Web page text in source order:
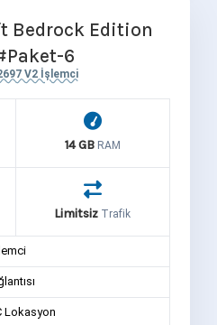
Bedrock Edition
6
V2 İşlemci
14 GB RAM
Limitsiz Trafik
Lokasyon